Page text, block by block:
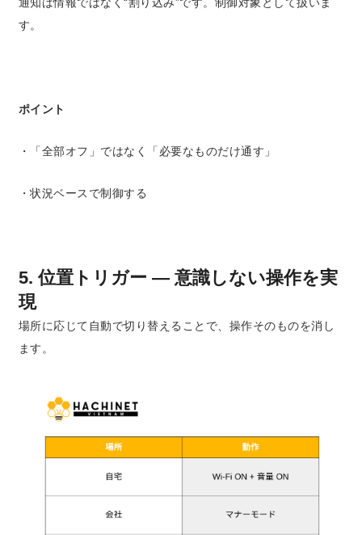
す。
ポイント
・「全部オフ」ではなく「必要なものだけ通す」
・状況ベースで制御する
5. 位置トリガー ― 意識しない操作を実
現
場所に応じて自動で切り替えることで、操作そのものを消し
ます。